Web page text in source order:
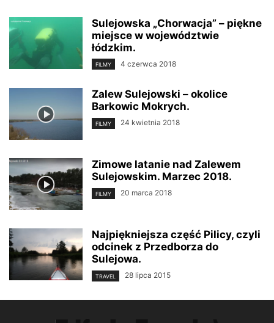
Sulejowska „Chorwacja” – piękne
miejsce w województwie
łódzkim.
FILMY 4 czerwca 2018
Zalew Sulejowski – okolice
Barkowic Mokrych.
FILMY 24 kwietnia 2018
Zimowe latanie nad Zalewem
Sulejowskim. Marzec 2018.
FILMY 20 marca 2018
Najpiękniejsza część Pilicy, czyli
odcinek z Przedborza do
Sulejowa.
TRAVEL 28 lipca 2015